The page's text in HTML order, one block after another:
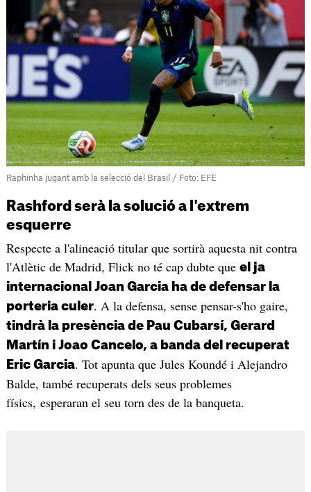
Raphinha jugant amb la selecció del Brasil / Foto: EFE
Rashford serà la solució a l'extrem
esquerre
Respecte a l'alineació titular que sortirà aquesta nit contra
l'Atlètic de Madrid, Flick no té cap dubte que el ja
internacional Joan Garcia ha de defensar la
porteria culer. A la defensa, sense pensar-s'ho gaire,
tindrà la presència de Pau Cubarsí, Gerard
Martín i Joao Cancelo, a banda del recuperat
Eric Garcia. Tot apunta que Jules Koundé i Alejandro
Balde, també recuperats dels seus problemes
físics, esperaran el seu torn des de la banqueta.